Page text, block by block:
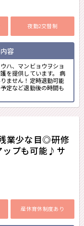
夜勤2交替制
容
ハ、マンビョウヲショ
を提供しています。 病
ません！定時退勤可能
定など退勤後の時間も
業少な目◎研修
ップも可能♪サ
産休育休制度あり